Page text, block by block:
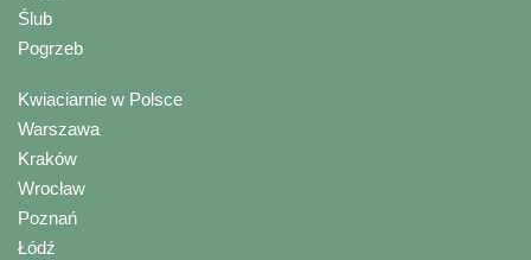
Ślub
Pogrzeb
Kwiaciarnie w Polsce
Warszawa
Kraków
Wrocław
Poznań
Łódź